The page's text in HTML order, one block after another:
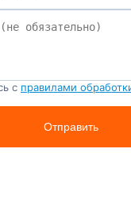
с правилами
Отправить